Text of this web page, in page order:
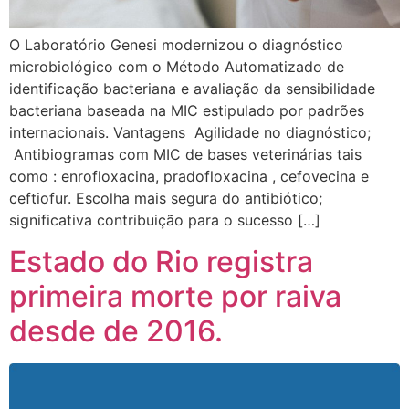
O Laboratório Genesi modernizou o diagnóstico
microbiológico com o Método Automatizado de
identificação bacteriana e avaliação da sensibilidade
bacteriana baseada na MIC estipulado por padrões
internacionais. Vantagens Agilidade no diagnóstico;
Antibiogramas com MIC de bases veterinárias tais
como : enrofloxacina, pradofloxacina , cefovecina e
ceftiofur. Escolha mais segura do antibiótico;
significativa contribuição para o sucesso […]
Estado do Rio registra
primeira morte por raiva
desde de 2016.